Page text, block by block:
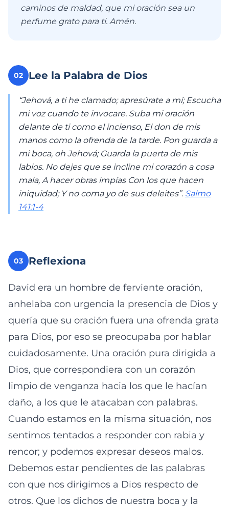
caminos de maldad, que mi oración sea un
perfume grato para ti. Amén.
02 Lee la Palabra de Dios
“Jehová, a ti he clamado; apresúrate a mí; Escucha
mi voz cuando te invocare. Suba mi oración
delante de ti como el incienso, El don de mis
manos como la ofrenda de la tarde. Pon guarda a
mi boca, oh Jehová; Guarda la puerta de mis
labios. No dejes que se incline mi corazón a cosa
mala, A hacer obras impías Con los que hacen
iniquidad; Y no coma yo de sus deleites”. Salmo
141:1-4
03 Reflexiona
David era un hombre de ferviente oración,
anhelaba con urgencia la presencia de Dios y
quería que su oración fuera una ofrenda grata
para Dios, por eso se preocupaba por hablar
cuidadosamente. Una oración pura dirigida a
Dios, que correspondiera con un corazón
limpio de venganza hacia los que le hacían
daño, a los que le atacaban con palabras.
Cuando estamos en la misma situación, nos
sentimos tentados a responder con rabia y
rencor; y podemos expresar deseos malos.
Debemos estar pendientes de las palabras
con que nos dirigimos a Dios respecto de
otros. Que los dichos de nuestra boca y la